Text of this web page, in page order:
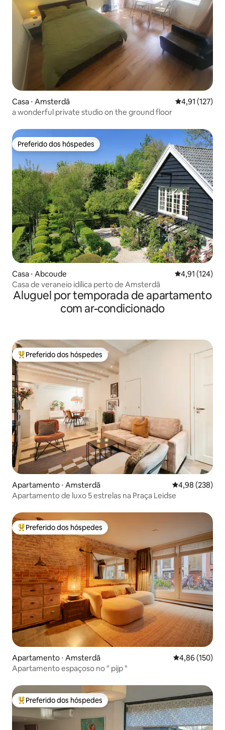
Casa ⋅ Amsterdã 4,91 de uma
4,91 (127)
a wonderful private studio on the ground floor
Preferido dos hóspedes
Preferido dos hóspedes
Casa ⋅ Abcoude 4,91 de uma
4,91 (124)
Casa de veraneio idílica perto de Amsterdã
Aluguel por temporada de apartamento
com ar-condicionado
Entre os melhores preferidos dos hóspedes
Preferido dos hóspedes
Apartamento ⋅ Amsterdã 4,98 de uma
4,98 (238)
Apartamento de luxo 5 estrelas na Praça Leidse
Entre os melhores preferidos dos hóspedes
Preferido dos hóspedes
Apartamento ⋅ Amsterdã 4,86 de uma
4,86 (150)
Apartamento espaçoso no " pijp "
Entre os melhores preferidos dos hóspedes
Preferido dos hóspedes